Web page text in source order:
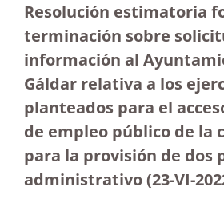
Resolución estimatoria
terminación sobre
información al
Gáldar relativa a los
planteados para el
de empleo público de la
para la provisión de dos
administrativo (23-VI-